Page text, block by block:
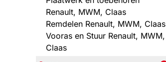
Renault, MWM, Claas
Remdelen Renault, MWM, Claas
Vooras en Stuur Renault, MWM,
Claas